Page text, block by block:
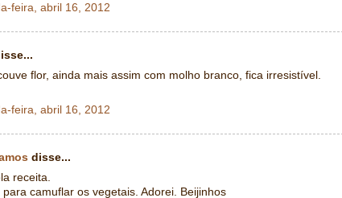
feira, abril 16, 2012
flor, ainda mais assim com molho branco, fica irresistível.
feira, abril 16, 2012
disse...
receita.
para camuflar os vegetais. Adorei. Beijinhos